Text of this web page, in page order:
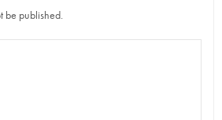
be published.